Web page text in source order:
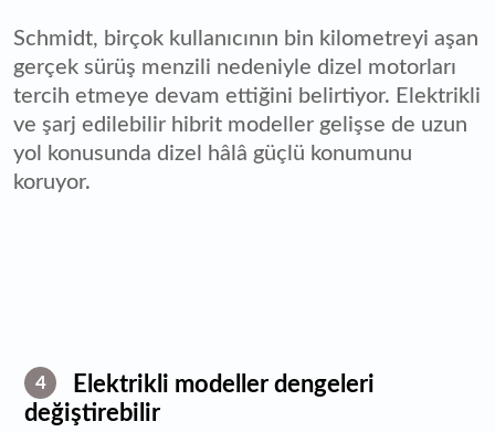
Schmidt, birçok kullanıcının bin kilometreyi aşan
gerçek sürüş menzili nedeniyle dizel motorları
tercih etmeye devam ettiğini belirtiyor. Elektrikli
ve şarj edilebilir hibrit modeller gelişse de uzun
yol konusunda dizel hâlâ güçlü konumunu
koruyor.
4
Elektrikli modeller dengeleri
değiştirebilir